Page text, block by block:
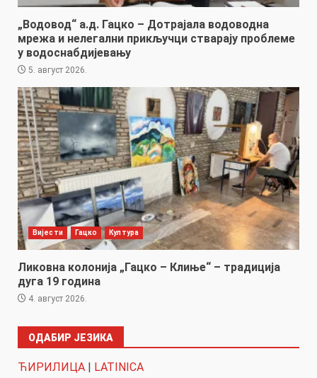
„Водовод“ а.д. Гацко – Дотрајала водоводна
мрежа и нелегални прикључци стварају проблеме
у водоснабдијевању
5. август 2026.
Вијести Гацко Култура
Ликовна колонија „Гацко – Клиње“ – традиција
дуга 19 година
4. август 2026.
ОДАБИР ЈЕЗИКА
ЋИРИЛИЦА LATINICA